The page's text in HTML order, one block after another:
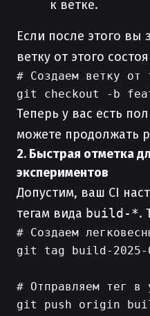
к ветке.
Если после этого вы
ветку от этого
# Создаем ветку от
Теперь у вас есть
можете продолжать
2. Быстрая отметка
экспериментов
Допустим, ваш CI
тегам вида build-*.
# Создаем
git tag build-2025-
# Отправляем тег в